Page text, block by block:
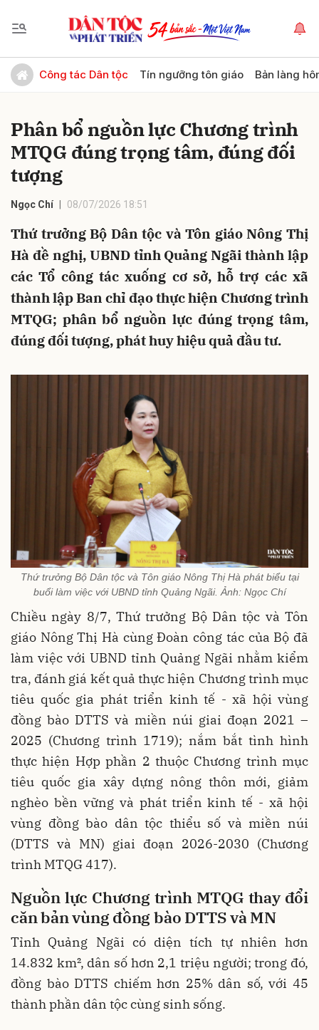
Công tác Dân tộc Tín ngưỡng tôn giáo Bản làng
Phân bổ nguồn lực Chương trình
MTQG đúng trọng tâm, đúng đối
tượng
Ngọc Chí 08/07/2026 18:51
Thứ trưởng Bộ Dân tộc và Tôn giáo Nông Thị
Hà đề nghị, UBND tỉnh Quảng Ngãi thành lập
các Tổ công tác xuống cơ sở, hỗ trợ các xã
thành lập Ban chỉ đạo thực hiện Chương trình
MTQG; phân bổ nguồn lực đúng trọng tâm,
đúng đối tượng, phát huy hiệu quả đầu tư.
Thứ trưởng Bộ Dân tộc và Tôn giáo Nông Thị Hà phát biểu tại
buổi làm việc với UBND tỉnh Quảng Ngãi. Ảnh: Ngọc Chí
Chiều ngày 8/7, Thứ trưởng Bộ Dân tộc và Tôn
giáo Nông Thị Hà cùng Đoàn công tác của Bộ đã
làm việc với UBND tỉnh Quảng Ngãi nhằm kiểm
tra, đánh giá kết quả thực hiện Chương trình mục
tiêu quốc gia phát triển kinh tế - xã hội vùng
đồng bào DTTS và miền núi giai đoạn 2021 –
2025 (Chương trình 1719); nắm bắt tình hình
thực hiện Hợp phần 2 thuộc Chương trình mục
tiêu quốc gia xây dựng nông thôn mới, giảm
nghèo bền vững và phát triển kinh tế - xã hội
vùng đồng bào dân tộc thiểu số và miền núi
(DTTS và MN) giai đoạn 2026-2030 (Chương
trình MTQG 417).
Nguồn lực Chương trình MTQG thay đổi
căn bản vùng đồng bào DTTS và MN
Tỉnh Quảng Ngãi có diện tích tự nhiên hơn
14.832 km², dân số hơn 2,1 triệu người; trong đó,
đồng bào DTTS chiếm hơn 25% dân số, với 45
thành phần dân tộc cùng sinh sống.
Gửi bình luận